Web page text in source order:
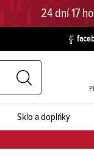
24 dní 17
Sklo a doplňky